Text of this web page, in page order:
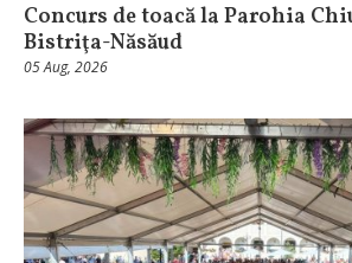
​Concurs de toacă la Parohia
Bistriţa-Năsăud
05 Aug, 2026